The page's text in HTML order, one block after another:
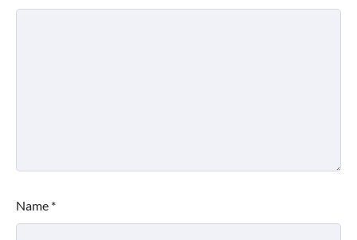
Name *